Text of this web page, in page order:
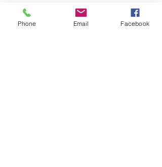
Platfor
ms
Phone Email Facebook